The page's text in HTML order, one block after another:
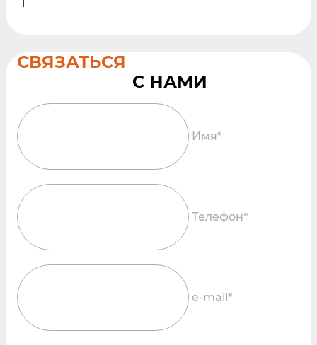
СВЯЗАТЬСЯ
Имя*
Телефон*
e-mail*